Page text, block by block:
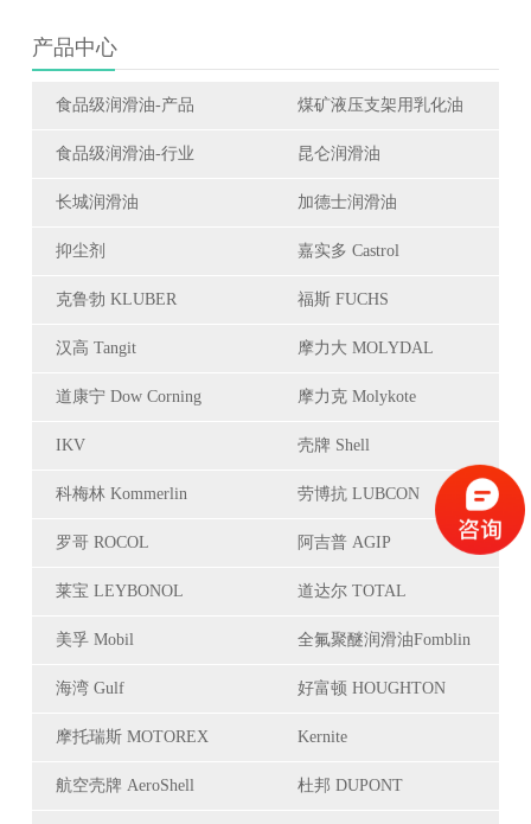
产品中心
食品级润滑油-产品 煤矿液压支架用乳化油
食品级润滑油-行业 昆仑润滑油
长城润滑油 加德士润滑油
抑尘剂 嘉实多 Castrol
克鲁勃 KLUBER 福斯 FUCHS
汉高 Tangit 摩力大 MOLYDAL
道康宁 Dow Corning 摩力克 Molykote
IKV 壳牌 Shell
科梅林 Kommerlin 劳博抗 LUBCON
罗哥 ROCOL 阿吉普 AGIP
莱宝 LEYBONOL 道达尔 TOTAL
美孚 Mobil 全氟聚醚润滑油Fomblin
海湾 Gulf 好富顿 HOUGHTON
摩托瑞斯 MOTOREX Kernite
航空壳牌 AeroShell 杜邦 DUPONT